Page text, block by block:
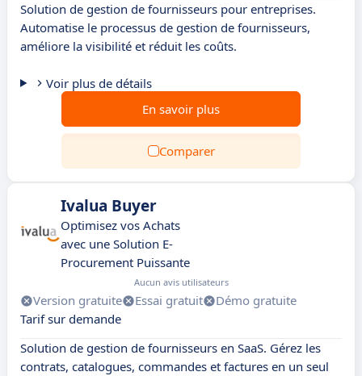
Solution de gestion de fournisseurs pour entreprises.
Automatise le processus de gestion de fournisseurs,
améliore la visibilité et réduit les coûts.
Voir plus de détails
En savoir plus
Comparer
Ivalua Buyer
Optimisez vos Achats
avec une Solution E-
Procurement Puissante
Aucun avis utilisateurs
Version gratuite Essai gratuit
Démo gratuite
Tarif sur demande
Solution de gestion de fournisseurs en SaaS. Gérez les
contrats, catalogues, commandes et factures en un seul